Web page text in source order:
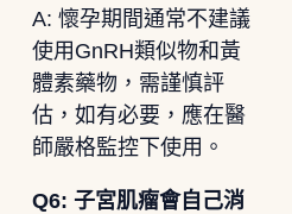
A: 懷孕期間通常不建議
使用GnRH類似物和黃
體素藥物，需謹慎評
估，如有必要，應在醫
師嚴格監控下使用。
Q6: 子宮肌瘤會自己消